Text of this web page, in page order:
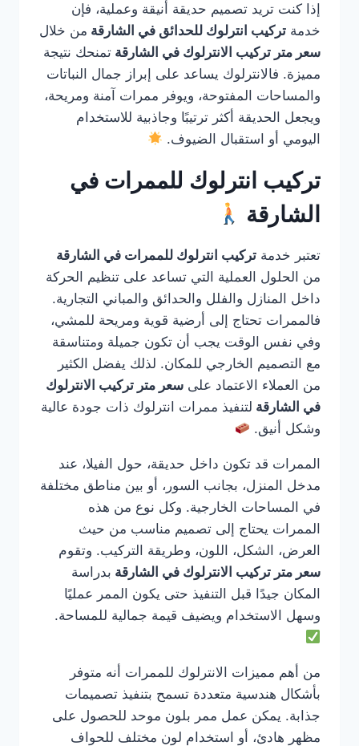
إذا كنت تريد تصميم حديقة أنيقة وعملية، فإن
خدمة تركيب انترلوك للحدائق في الشارقة من خلال
سعر متر تركيب الانترلوك في الشارقة تمنحك نتيجة
مميزة. فالانترلوك يساعد على إبراز جمال النباتات
والمساحات المفتوحة، ويوفر ممرات آمنة ومريحة،
ويجعل الحديقة أكثر ترتيبًا وجاذبية للاستخدام
اليومي أو استقبال الضيوف.
تركيب انترلوك للممرات في
الشارقة
تعتبر خدمة تركيب انترلوك للممرات في الشارقة
من الحلول العملية التي تساعد على تنظيم الحركة
داخل المنازل والفلل والحدائق والمباني التجارية.
فالممرات تحتاج إلى أرضية قوية ومريحة للمشي،
وفي نفس الوقت يجب أن تكون جميلة ومتناسقة
مع التصميم الخارجي للمكان. لذلك يفضل الكثير
من العملاء الاعتماد على سعر متر تركيب الانترلوك
في الشارقة لتنفيذ ممرات انترلوك ذات جودة عالية
وشكل أنيق.
الممرات قد تكون داخل حديقة، حول الفيلا، عند
مدخل المنزل، بجانب السور، أو بين مناطق مختلفة
في المساحات الخارجية. وكل نوع من هذه
الممرات يحتاج إلى تصميم مناسب من حيث
العرض، الشكل، اللون، وطريقة التركيب. وتقوم
سعر متر تركيب الانترلوك في الشارقة بدراسة
المكان جيدًا قبل التنفيذ حتى يكون الممر عمليًا
وسهل الاستخدام ويضيف قيمة جمالية للمساحة.
من أهم مميزات الانترلوك للممرات أنه متوفر
بأشكال هندسية متعددة تسمح بتنفيذ تصميمات
جذابة. يمكن عمل ممر بلون موحد للحصول على
مظهر هادئ، أو استخدام لون مختلف للحواف